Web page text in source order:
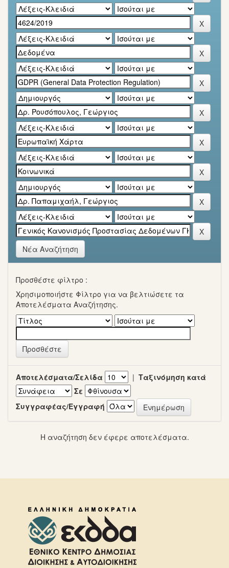
Νέα Αναζήτηση
Προσθέστε φίλτρο :
Χρησιμοποιήστε Φίλτρο για να βελτιώσετε τα
Αποτελέσματα Αναζήτησης.
Αποτελέσματα/Σελίδα | Ταξινόμηση κατά
Σε
Συγγραφέας/Εγγραφή
Η αναζήτηση δεν έφερε αποτελέσματα.